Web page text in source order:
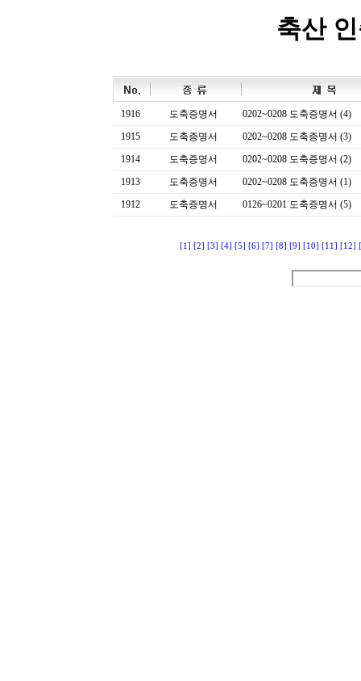
축산
1916 도축증명서
0202~0208 도축증명서 (4)
1915
도축증명서
0202~0208 도축증명서 (3)
1914
도축증명서
0202~0208 도축증명서 (2)
1913
도축증명서
0202~0208 도축증명서 (1)
1912
도축증명서 0126~0201 도축증명서 (5)
[1] [2] [3] [4] [5] [6] [7] [8] [9] [10] [11] [12]